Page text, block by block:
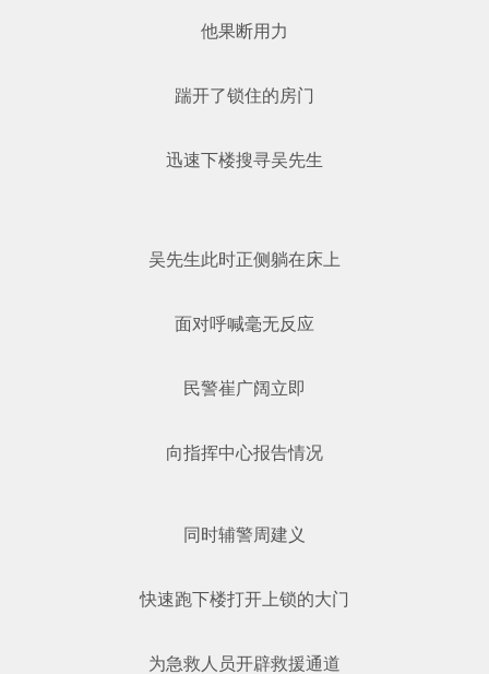
他果断用力
踹开了锁住的房门
迅速下楼搜寻吴先生
吴先生此时正侧躺在床上
面对呼喊毫无反应
民警崔广阔立即
向指挥中心报告情况
同时辅警周建义
快速跑下楼打开上锁的大门
为急救人员开辟救援通道